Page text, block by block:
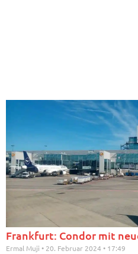
Frankfurt: Condor mit
Ermal Muji 20. Februar 2024 17:49